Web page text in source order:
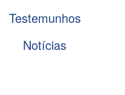
Testemunhos
Notícias